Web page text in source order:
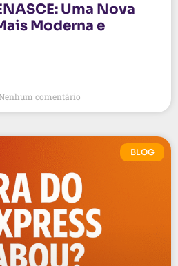
Uma Nova
Moderna e
Nenhum comentário
BLOG